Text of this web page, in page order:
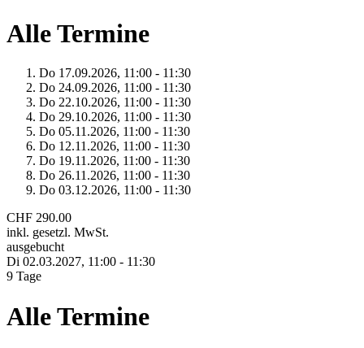
Alle Termine
Do 17.09.2026, 11:00 - 11:30
Do 24.09.2026, 11:00 - 11:30
Do 22.10.2026, 11:00 - 11:30
Do 29.10.2026, 11:00 - 11:30
Do 05.11.2026, 11:00 - 11:30
Do 12.11.2026, 11:00 - 11:30
Do 19.11.2026, 11:00 - 11:30
Do 26.11.2026, 11:00 - 11:30
Do 03.12.2026, 11:00 - 11:30
CHF 290.00
inkl. gesetzl. MwSt.
ausgebucht
Di 02.03.2027, 11:00 - 11:30
9 Tage
Alle Termine